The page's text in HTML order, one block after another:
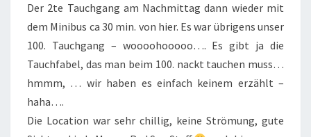
Der 2te Tauchgang am Nachmittag dann wieder mit
dem Minibus ca 30 min. von hier. Es war übrigens unser
100. Tauchgang – woooohooooo…. Es gibt ja die
Tauchfabel, das man beim 100. nackt tauchen muss…
hmmm, … wir haben es einfach keinem erzählt –
haha….
Die Location war sehr chillig, keine Strömung, gute